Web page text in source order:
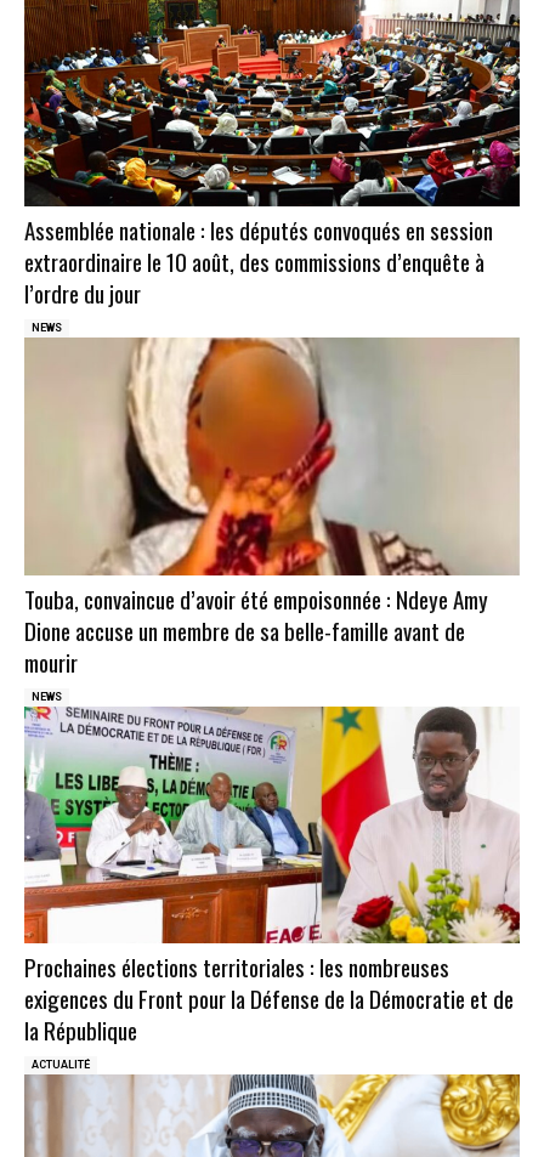
Assemblée nationale : les députés convoqués en session
extraordinaire le 10 août, des commissions d’enquête à
l’ordre du jour
NEWS
Touba, convaincue d’avoir été empoisonnée : Ndeye Amy
Dione accuse un membre de sa belle-famille avant de
mourir
NEWS
Prochaines élections territoriales : les nombreuses
exigences du Front pour la Défense de la Démocratie et de
la République
ACTUALITÉ